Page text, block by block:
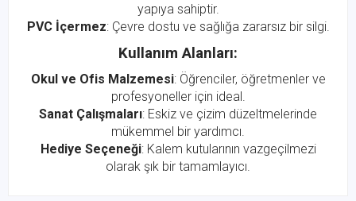
yapıya sahiptir.
PVC İçermez: Çevre dostu ve sağlığa zararsız bir silgi.
Kullanım Alanları:
Okul ve Ofis Malzemesi: Öğrenciler, öğretmenler ve
profesyoneller için ideal.
Sanat Çalışmaları: Eskiz ve çizim düzeltmelerinde
mükemmel bir yardımcı.
Hediye Seçeneği: Kalem kutularının vazgeçilmezi
olarak şık bir tamamlayıcı.